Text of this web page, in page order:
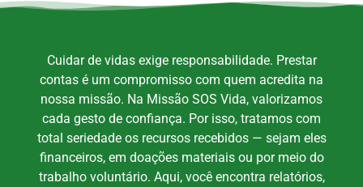
Cuidar de vidas exige responsabilidade. Prestar
contas é um compromisso com quem acredita na
nossa missão. Na Missão SOS Vida, valorizamos
cada gesto de confiança. Por isso, tratamos com
total seriedade os recursos recebidos — sejam eles
financeiros, em doações materiais ou por meio do
trabalho voluntário. Aqui, você encontra relatórios,